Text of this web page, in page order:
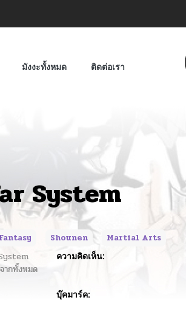
มังงะทั้งหมด ติดต่อเรา
System
Fantasy Shounen
Martial Arts
จากทั้งหมด
ความคิดเห็น:
บุ๊คมาร์ค: